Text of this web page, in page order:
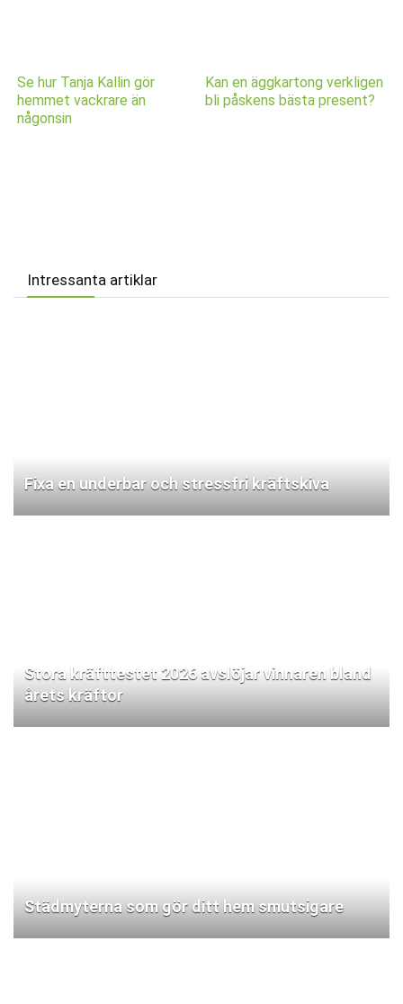
Se hur Tanja Kallin gör
hemmet vackrare än
någonsin
Kan en äggkartong verkligen
bli påskens bästa present?
Intressanta artiklar
Fixa en underbar och stressfri kräftskiva
Stora kräfttestet 2026 avslöjar vinnaren bland
årets kräftor
Städmyterna som gör ditt hem smutsigare